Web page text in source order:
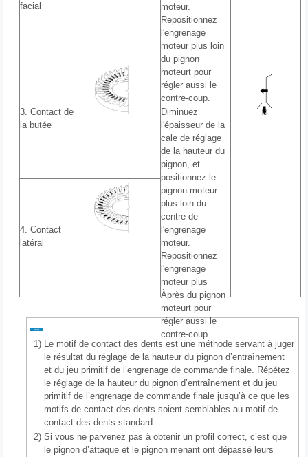
moteur.
Repositionnez
l′engrenage
moteur plus loin
du pignon
moteurt pour
régler aussi le
contre-coup.
facial
3. Contact de
la butée
Diminuez
l′épaisseur de la
cale de réglage
de la hauteur du
pignon, et
positionnez le
pignon moteur
plus loin du
centre de
l′engrenage
moteur.
Repositionnez
l′engrenage
moteur plus
Àprès du pignon
moteurt pour
régler aussi le
contre-coup.
4. Contact
latéral
1) Le motif de contact des dents est une méthode servant à juger
le résultat du réglage de la hauteur du pignon d’entraînement
et du jeu primitif de l’engrenage de commande finale. Répétez
le réglage de la hauteur du pignon d’entraînement et du jeu
primitif de l’engrenage de commande finale jusqu’à ce que les
motifs de contact des dents soient semblables au motif de
contact des dents standard.
2) Si vous ne parvenez pas à obtenir un profil correct, c’est que
le pignon d’attaque et le pignon menant ont dépassé leurs